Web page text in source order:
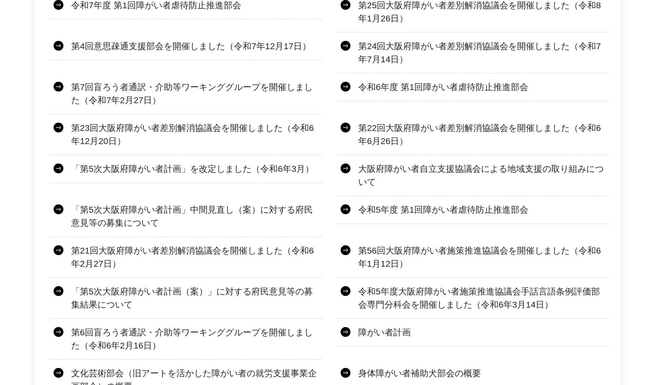
令和7年度 第1回障がい者虐待防止推進部会
第25回大阪府障がい者差別解消協議会を開催しました（令和8
年1月26日）
第4回意思疎通支援部会を開催しました（令和7年12月17日）
第24回大阪府障がい者差別解消協議会を開催しました（令和7
年7月14日）
第7回盲ろう者通訳・介助等ワーキンググループを開催しまし
た（令和7年2月27日）
令和6年度 第1回障がい者虐待防止推進部会
第23回大阪府障がい者差別解消協議会を開催しました（令和6
年12月20日）
第22回大阪府障がい者差別解消協議会を開催しました（令和6
年6月26日）
「第5次大阪府障がい者計画」を改定しました（令和6年3月）
大阪府障がい者自立支援協議会による地域支援の取り組みにつ
いて
「第5次大阪府障がい者計画」中間見直し（案）に対する府民
意見等の募集について
令和5年度 第1回障がい者虐待防止推進部会
第21回大阪府障がい者差別解消協議会を開催しました（令和6
年2月27日）
第56回大阪府障がい者施策推進協議会を開催しました（令和6
年1月12日）
「第5次大阪府障がい者計画（案）」に対する府民意見等の募
集結果について
令和5年度大阪府障がい者施策推進協議会手話言語条例評価部
会専門分科会を開催しました（令和6年3月14日）
第6回盲ろう者通訳・介助等ワーキンググループを開催しまし
た（令和6年2月16日）
障がい者計画
文化芸術部会（旧アートを活かした障がい者の就労支援事業企
身体障がい者補助犬部会の概要